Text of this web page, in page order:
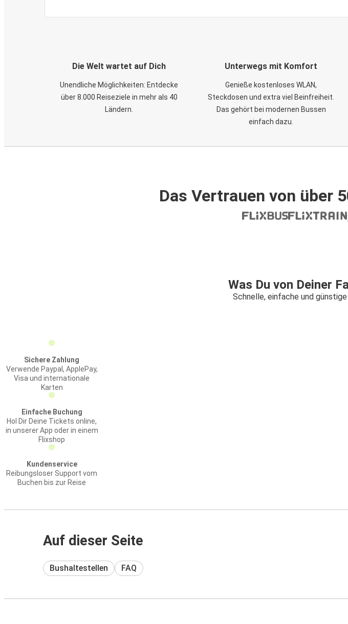
Die Welt wartet auf Dich
Unendliche Möglichkeiten: Entdecke
über 8.000 Reiseziele in mehr als 40
Ländern.
Unterwegs mit Komfort
Genieße kostenloses WLAN,
Steckdosen und extra viel Beinfreiheit.
Das gehört bei modernen Bussen
einfach dazu.
Das Vertrauen von über
Was Du von Deiner
Schnelle, einfache und
Sichere Zahlung
Verwende Paypal, ApplePay,
Visa und internationale
Karten
Einfache Buchung
Hol Dir Deine Tickets online,
in unserer App oder in einem
Flixshop
Kundenservice
Reibungsloser Support vom
Buchen bis zur Reise
Auf dieser Seite
Bushaltestellen FAQ